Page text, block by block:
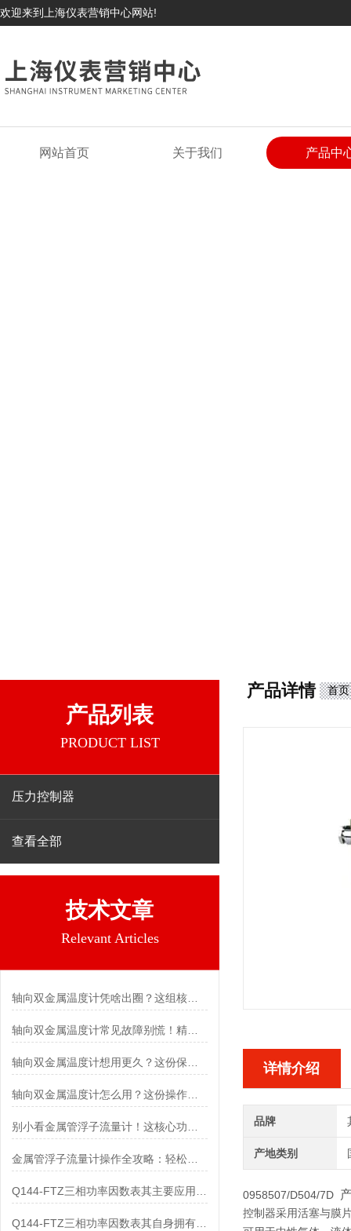
欢迎来到上海仪表营销中心网站!
网站首页 关于我们 产品中
产品列表
PRODUCT LIST
压力控制器
查看全部
技术文章
Relevant Articles
轴向双金属温度计凭啥出圈？这组核心特点给出了答案
轴向双金属温度计常见故障别慌！精准定位，轻松搞定难题
轴向双金属温度计怎么用？这份操作指南，新手也能快速拿捏！
金属管浮子流量计操作全攻略：轻松拿捏，精准掌控每一步！
Q144-FTZ三相功率因数表其自身拥有怎样的功能呢？
产品详情 首页
详情介绍
品牌
产地类别
0958507/D504/7D
控制器采用活塞与膜